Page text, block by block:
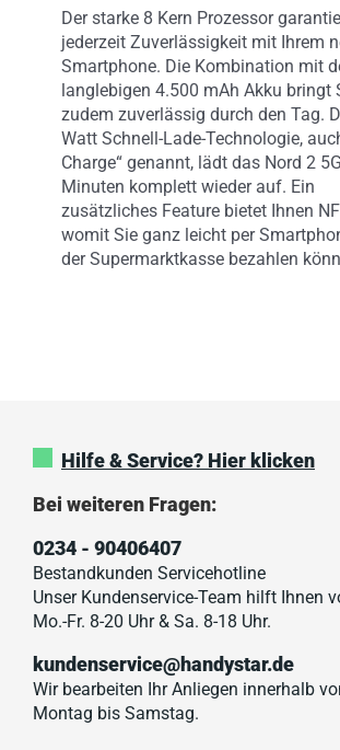
Der starke 8 Kern Prozessor
jederzeit Zuverlässigkeit mit Ihrem
Smartphone. Die Kombination mit
langlebigen 4.500 mAh Akku bringt
zudem zuverlässig durch den Tag.
Watt Schnell-Lade-Technologie,
Charge“ genannt, lädt das Nord 2
Minuten komplett wieder auf. Ein
zusätzliches Feature bietet Ihnen
womit Sie ganz leicht per
der Supermarktkasse bezahlen
Hilfe & Service? Hier klicken
Bei weiteren Fragen:
0234 - 90406407
Bestandkunden Servicehotline
Unser Kundenservice-Team hilft Ihnen
Mo.-Fr. 8-20 Uhr & Sa. 8-18 Uhr.
kundenservice@handystar.de
Wir bearbeiten Ihr Anliegen innerhalb
Montag bis Samstag.